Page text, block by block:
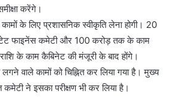
करेंगे।
के लिए प्रशासनिक स्वीकृति लेना होगी। 20
फाइनेंस कमेटी और 100 करोड़ तक के काम
के काम कैबिनेट की मंजूरी के बाद होंगे।
वाले कामों को चिह्नित कर लिया गया है। मुख्य
कमेटी ने इसका परीक्षण भी कर लिया है।